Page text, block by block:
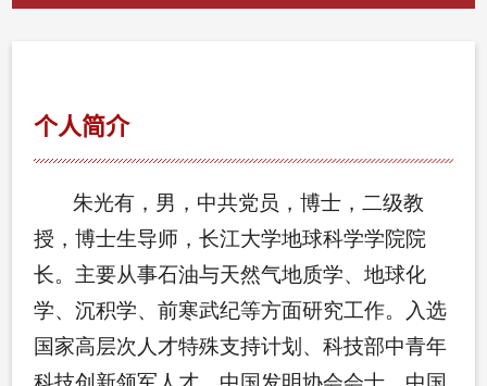
个人简介